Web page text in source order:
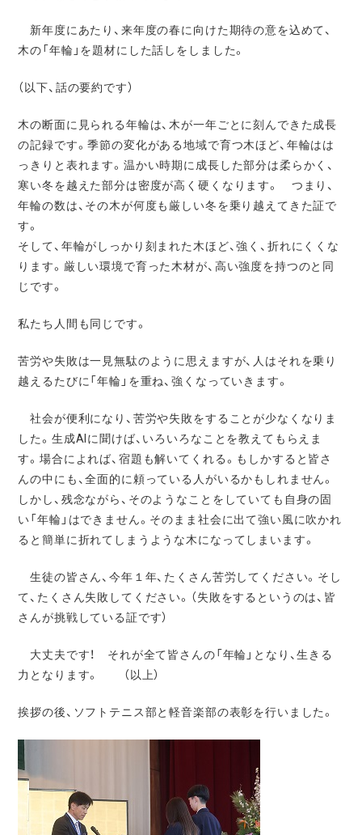
新年度にあたり、来年度の春に向けた期待の意を込めて、
木の「年輪」を題材にした話しをしました。
（以下、話の要約です）
木の断面に見られる年輪は、木が一年ごとに刻んできた成長
の記録です。季節の変化がある地域で育つ木ほど、年輪はは
っきりと表れます。温かい時期に成長した部分は柔らかく、
寒い冬を越えた部分は密度が高く硬くなります。 つまり、
年輪の数は、その木が何度も厳しい冬を乗り越えてきた証で
す。
そして、年輪がしっかり刻まれた木ほど、強く、折れにくくな
ります。厳しい環境で育った木材が、高い強度を持つのと同
じです。
私たち人間も同じです。
苦労や失敗は一見無駄のように思えますが、人はそれを乗り
越えるたびに「年輪」を重ね、強くなっていきます。
社会が便利になり、苦労や失敗をすることが少なくなりま
した。生成AIに聞けば、いろいろなことを教えてもらえま
す。場合によれば、宿題も解いてくれる。もしかすると皆さ
んの中にも、全面的に頼っている人がいるかもしれません。
しかし、残念ながら、そのようなことをしていても自身の固
い「年輪」はできません。そのまま社会に出て強い風に吹かれ
ると簡単に折れてしまうような木になってしまいます。
生徒の皆さん、今年１年、たくさん苦労してください。そし
て、たくさん失敗してください。（失敗をするというのは、皆
さんが挑戦している証です）
大丈夫です！ それが全て皆さんの「年輪」となり、生きる
力となります。 （以上）
挨拶の後、ソフトテニス部と軽音楽部の表彰を行いました。